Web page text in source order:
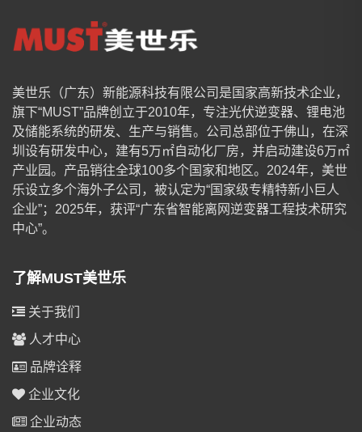
美世乐（广东）新能源科技有限公司是国家高新技术企业，
旗下“MUST”品牌创立于2010年，专注光伏逆变器、锂电池
及储能系统的研发、生产与销售。公司总部位于佛山，在深
圳设有研发中心，建有5万㎡自动化厂房，并启动建设6万㎡
产业园。产品销往全球100多个国家和地区。2024年，美世
乐设立多个海外子公司，被认定为“国家级专精特新小巨人
企业”；2025年，获评“广东省智能离网逆变器工程技术研究
中心”。
了解MUST美世乐
关于我们
人才中心
品牌诠释
企业文化
企业动态